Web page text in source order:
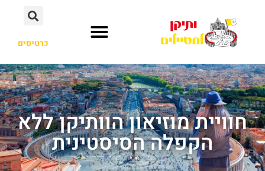
כרטיסים
חוויית מוזיאון הוותיקן ללא
הקפלה הסיסטינית